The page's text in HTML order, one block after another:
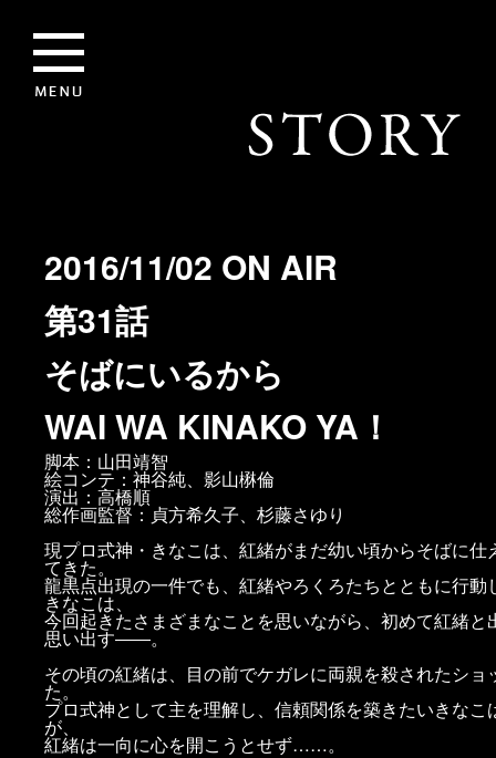
2016/11/02 ON AIR
第31話
そばにいるから
WAI WA KINAKO YA！
脚本：山田靖智
絵コンテ：神谷純、影山楙倫
演出：高橋順
総作画監督：貞方希久子、杉藤さゆり
現プロ式神・きなこは、紅緒がまだ幼い頃からそばに仕
てきた。
龍黒点出現の一件でも、紅緒やろくろたちとともに行動
きなこは、
今回起きたさまざまなことを思いながら、初めて紅緒と
思い出す――。
その頃の紅緒は、目の前でケガレに両親を殺されたショ
た。
プロ式神として主を理解し、信頼関係を築きたいきなこ
が、
紅緒は一向に心を開こうとせず……。